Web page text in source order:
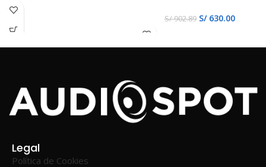
S/902.89 S/630.00
Legal
Política de Cookies